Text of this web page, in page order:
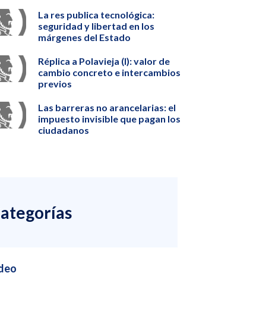
La res publica tecnológica:
seguridad y libertad en los
márgenes del Estado
Réplica a Polavieja (I): valor de
cambio concreto e intercambios
previos
Las barreras no arancelarias: el
impuesto invisible que pagan los
ciudadanos